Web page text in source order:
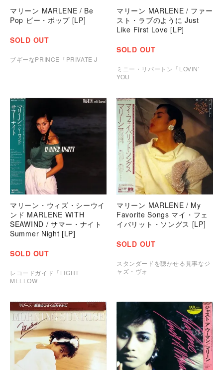
マリーン MARLENE / Be
Pop ビー・ポップ [LP]
SOLD OUT
ブギーなPRINCE「PRIVATE J
マリーン MARLENE / ファー
スト・ラブのように Just
Like First Love [LP]
SOLD OUT
ミニー・リパートン「LOVIN'
YOU
マリーン・ウィズ・シーウイ
ンド MARLENE WITH
SEAWIND / サマー・ナイト
Summer Night [LP]
SOLD OUT
レコードガイド「LIGHT
MELLOW
マリーン MARLENE / My
Favorite Songs マイ・フェ
イバリット・ソングス [LP]
SOLD OUT
スタンダードを聴かせる見事なジ
ャズ・ヴォ